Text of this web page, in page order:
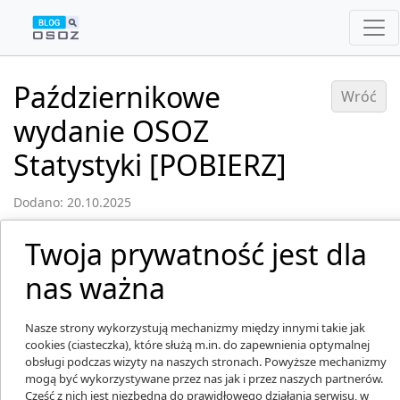
Październikowe
wydanie OSOZ
Statystyki [POBIERZ]
Dodano: 20.10.2025
Wróć
Rekordowe 3300 nowych marek produktów
pojawiło się w aptekach w okresie 1 roku. Sprzedaż
krotnie. Czy ta forma medycyny alternatywnej
odchodzi do lamusa? Pobierz październikowe
wydanie OSOZ Statystyki.
Twoja prywatność jest dla
nas ważna
Nasze strony wykorzystują mechanizmy między innymi takie jak
cookies (ciasteczka), które służą m.in. do zapewnienia optymalnej
obsługi podczas wizyty na naszych stronach. Powyższe mechanizmy
mogą być wykorzystywane przez nas jak i przez naszych partnerów.
Część z nich jest niezbędna do prawidłowego działania serwisu, w